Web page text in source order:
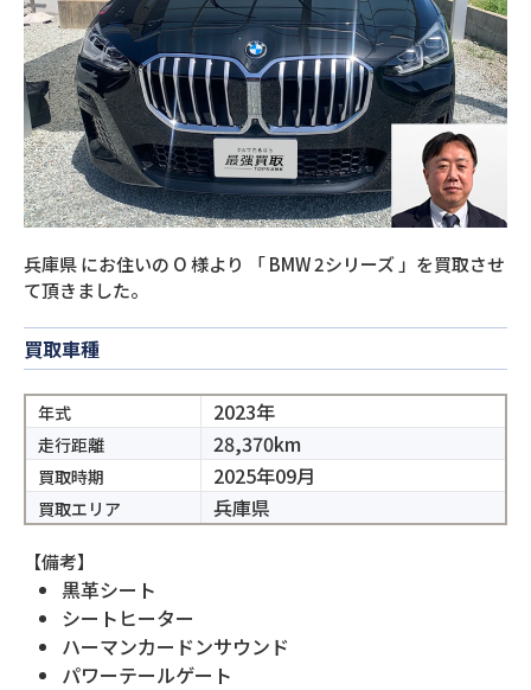
閉じる
兵庫県にお住いの O様より 「BMW 2シリーズ 」を買取させ
て頂きました。
買取車種
年式 2023年
走行距離 28,370km
買取時期 2025年09月
買取エリア 兵庫県
【備考】
黒革シート
シートヒーター
ハーマンカードンサウンド
パワーテールゲート